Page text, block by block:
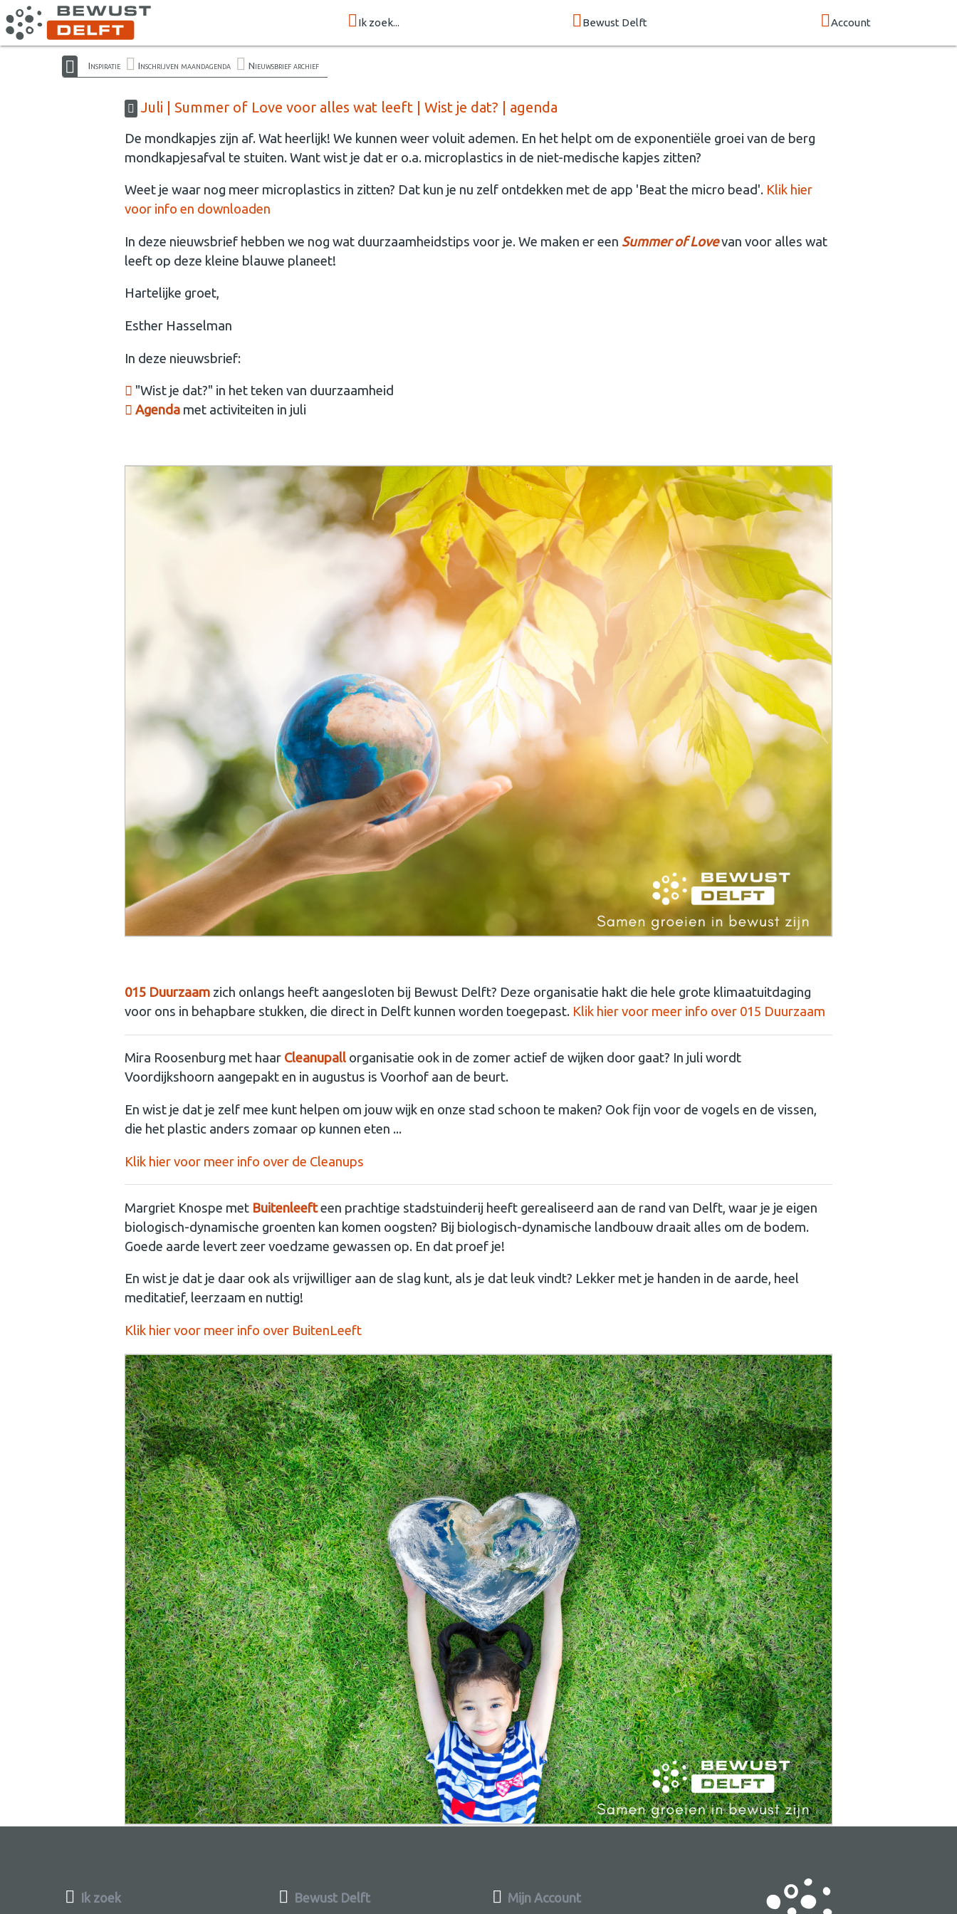
Ik zoek... Bewust Delft Account
Inspiratie Inschrijven maandagenda Nieuwsbrief archief
Juli | Summer of Love voor alles wat leeft | Wist je dat? | agenda
De mondkapjes zijn af. Wat heerlijk! We kunnen weer voluit ademen. En het helpt om de exponentiële groei van de berg
mondkapjesafval te stuiten. Want wist je dat er o.a. microplastics in de niet-medische kapjes zitten?
Weet je waar nog meer microplastics in zitten? Dat kun je nu zelf ontdekken met de app 'Beat the micro bead'. Klik hier
voor info en downloaden
In deze nieuwsbrief hebben we nog wat duurzaamheidstips voor je. We maken er een Summer of Lovevan voor alles wat
leeft op deze kleine blauwe planeet!
Hartelijke groet,
Esther Hasselman
In deze nieuwsbrief:
"Wist je dat?" in het teken van duurzaamheid
Agenda met activiteiten in juli
015 Duurzaam zich onlangs heeft aangesloten bij Bewust Delft? Deze organisatie hakt die hele grote klimaatuitdaging
voor ons in behapbare stukken, die direct in Delft kunnen worden toegepast. Klik hier voor meer info over 015 Duurzaam
Mira Roosenburg met haar Cleanupall organisatie ook in de zomer actief de wijken door gaat? In juli wordt
Voordijkshoorn aangepakt en in augustus is Voorhof aan de beurt.
En wist je dat je zelf mee kunt helpen om jouw wijk en onze stad schoon te maken? Ook fijn voor de vogels en de vissen,
die het plastic anders zomaar op kunnen eten ...
Klik hier voor meer info over de Cleanups
Margriet Knospe met Buitenleefteen prachtige stadstuinderij heeft gerealiseerd aan de rand van Delft, waar je je eigen
biologisch-dynamische groenten kan komen oogsten? Bij biologisch-dynamische landbouw draait alles om de bodem.
Goede aarde levert zeer voedzame gewassen op. En dat proef je!
En wist je dat je daar ook als vrijwilliger aan de slag kunt, als je dat leuk vindt? Lekker met je handen in de aarde, heel
meditatief, leerzaam en nuttig!
Klik hier voor meer info over BuitenLeeft
Ik zoek Bewust Delft Mijn Account